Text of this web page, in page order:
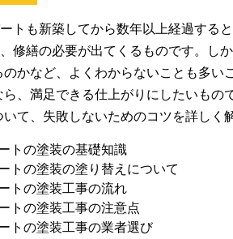
トも新築してから数年以上経過する
修繕の必要が出てくるものです。し
のかなど、よくわからないことも多い
ら、満足できる仕上がりにしたいもの
て、失敗しないためのコツを詳しく
トの塗装の基礎知識
トの塗装の塗り替えについて
トの塗装工事の流れ
トの塗装工事の注意点
トの塗装工事の業者選び